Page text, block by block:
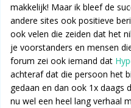
makkelijk! Maar ik bleef de
andere sites ook positieve
ook velen die zeiden dat het
je voorstanders en mensen
forum zei ook iemand dat
achteraf dat die persoon het
gedaan en dan ook 1x daags
nu wel een heel lang verhaal